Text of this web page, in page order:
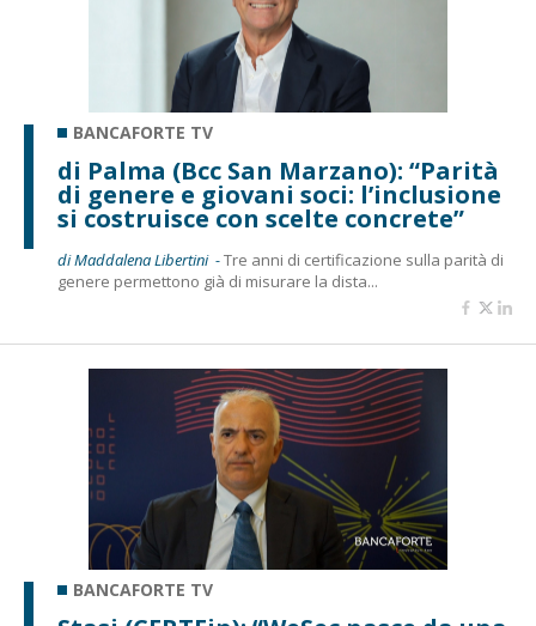
BANCAFORTE TV
di Palma (Bcc San Marzano): “Parità
di genere e giovani soci: l’inclusione
si costruisce con scelte concrete”
di Maddalena Libertini -Tre anni di certificazione sulla parità di
genere permettono già di misurare la dista...
BANCAFORTE TV